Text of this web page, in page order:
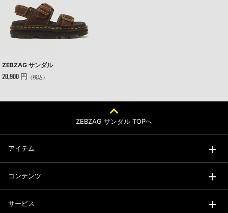
ZEBZAG サンダル
20,900 円 （税込）
ZEBZAG サンダル TOPへ
アイテム
コンテンツ
サービス